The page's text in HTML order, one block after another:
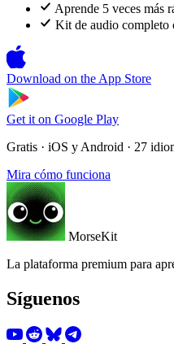
Aprende 5 veces más
Kit de audio completo
Download on the App Store
Get it on Google Play
Gratis · iOS y Android · 27
Mira cómo funciona
MorseKit
La plataforma premium para
Síguenos